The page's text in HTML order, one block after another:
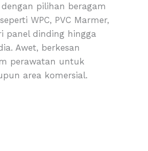
pilihan beragam
WPC, PVC Marmer,
panel dinding hingga
Awet, berkesan
perawatan untuk
area komersial.